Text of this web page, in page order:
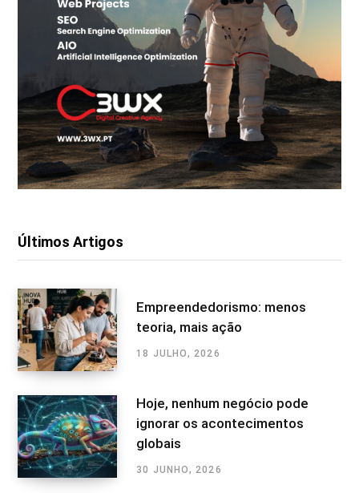
Últimos Artigos
Empreendedorismo: menos
teoria, mais ação
18 JULHO, 2026
Hoje, nenhum negócio pode
ignorar os acontecimentos
globais
30 JUNHO, 2026